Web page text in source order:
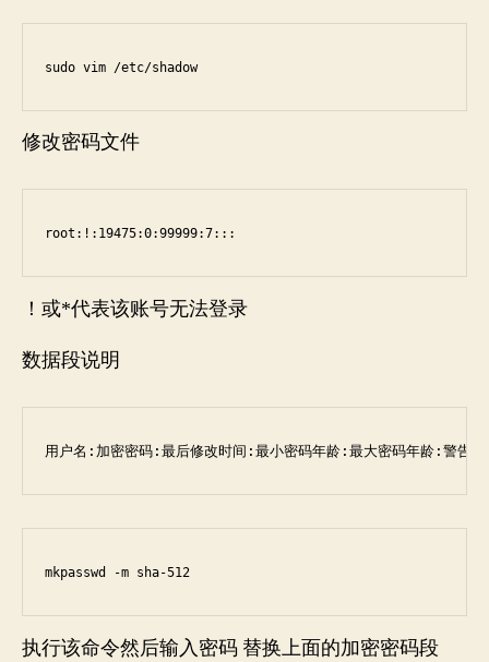
sudo vim /etc/shadow
修改密码文件
root:!:19475:0:99999:7:::
！或*代表该账号无法登录
数据段说明
用户名:加密密码:最后修改时间:最小密码年龄:最大密码年龄:警告
执行该命令然后输入密码 替换上面的加密密码段